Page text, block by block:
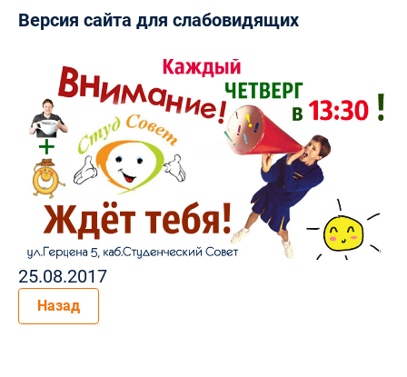
Версия сайта для слабовидящих
25.08.2017
Назад